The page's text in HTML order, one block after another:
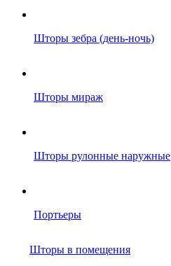
Шторы зебра (день-ночь)
Шторы мираж
Шторы рулонные наружные
Портьеры
Шторы в помещения